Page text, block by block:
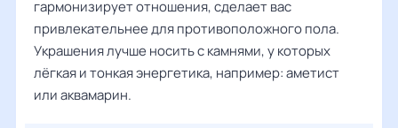
гармонизирует отношения, сделает вас
привлекательнее для противоположного пола.
Украшения лучше носить с камнями, у которых
лёгкая и тонкая энергетика, например: аметист
или аквамарин.